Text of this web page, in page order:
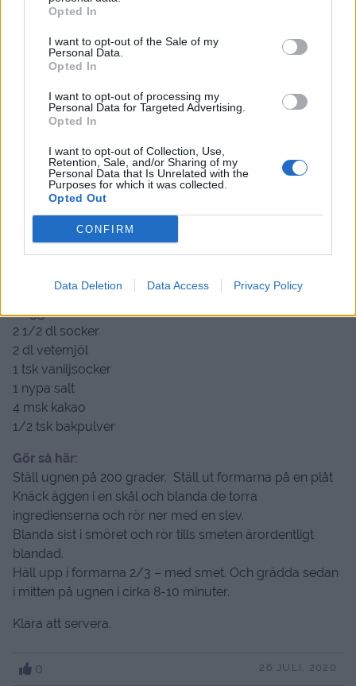
Opted In
I want to opt-out of the Sale of my
Personal Data.
Opted In
I want to opt-out of processing my
Personal Data for Targeted Advertising.
Opted In
I want to opt-out of Collection, Use,
Retention, Sale, and/or Sharing of my
Personal Data that Is Unrelated with the
Purposes for which it was collected.
Opted Out
CONFIRM
Data Deletion Data Access Privacy Policy
100 gram smält smör
2 ägg
2 1/2 dl socker
2 dl vetemjöl
1 tsk vaniljsocker
1 nypa salt
4 msk kakao
1/2 tsk bakpulver
Gör så här:
Ställ ugnen på 200 grader. Ställ ut formarna på en plåt
Knäck äggen i en skål och blanda de torra
ingredienserna och rör ner med en slev.
Blanda sist i smöret och rör tills smeten ärordentligt
blandad.
Häll upp i formarna 2/3 – med smet. Och grädda sedan
i mitten på ugnen i cirka 8-10 minuter.
Klara att servera.
0 26 JULI, 2020